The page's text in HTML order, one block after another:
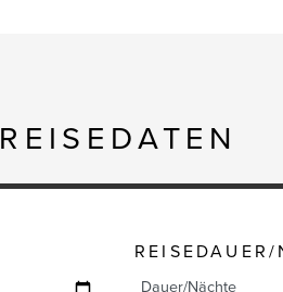
REISEDATEN
REISEDAUER/